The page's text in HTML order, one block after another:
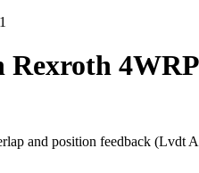
Rexroth
and position feedback (Lvdt